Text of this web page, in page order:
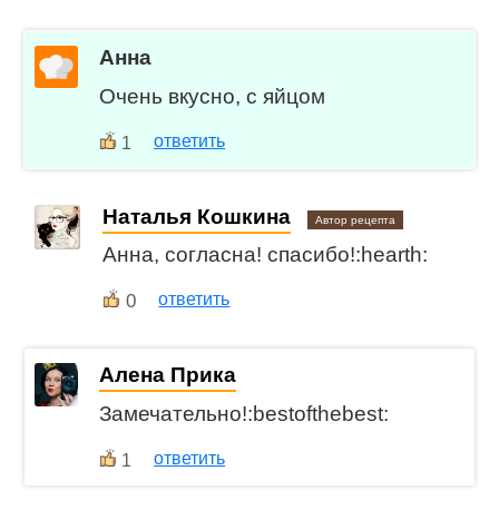
Анна
Очень вкусно, с яйцом
1 ответить
Наталья Кошкина Автор рецепта
Анна, согласна! спасибо!:hearth:
0 ответить
Алена Прика
Замечательно!:bestofthebest:
1 ответить